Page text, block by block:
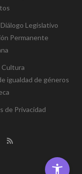
Legislativo
Permanente
Cultura
igualdad de géneros
de Privacidad